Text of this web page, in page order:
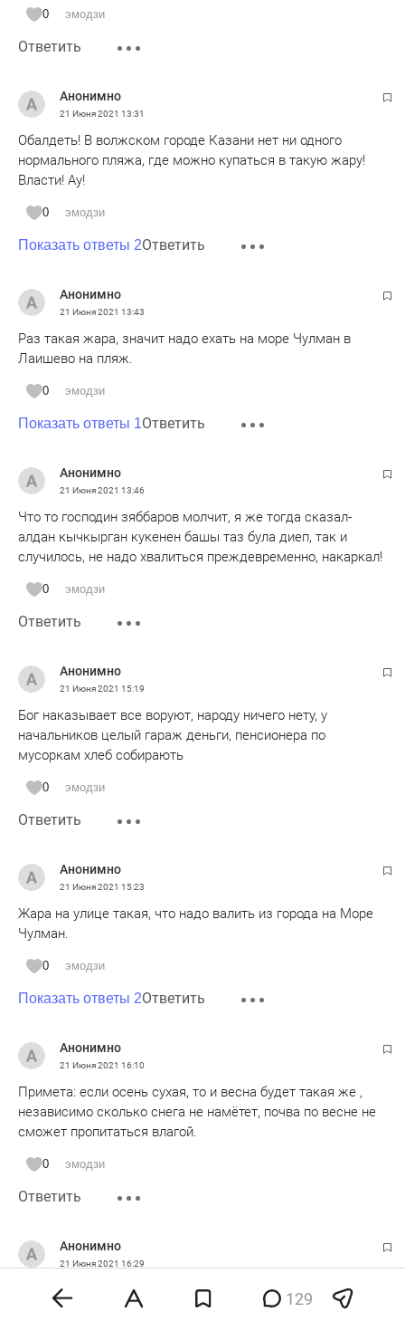
0 эмодзи
Ответить
Анонимно
21 Июня 2021 13:31
Обалдеть! В волжском городе Казани нет ни одного
нормального пляжа, где можно купаться в такую жару!
Власти! Ау!
0 эмодзи
Показать ответы 2Ответить
Анонимно
21 Июня 2021 13:43
Раз такая жара, значит надо ехать на море Чулман в
Лаишево на пляж.
0 эмодзи
Показать ответы 1Ответить
Анонимно
21 Июня 2021 13:46
Что то господин зяббаров молчит, я же тогда сказал-
алдан кычкырган кукенен башы таз була диеп, так и
случилось, не надо хвалиться преждевременно, накаркал!
0 эмодзи
Ответить
Анонимно
21 Июня 2021 15:19
Бог наказывает все воруют, народу ничего нету, у
начальников целый гараж деньги, пенсионера по
мусоркам хлеб собирають
0 эмодзи
Ответить
Анонимно
21 Июня 2021 15:23
Жара на улице такая, что надо валить из города на Море
Чулман.
0 эмодзи
Показать ответы 2Ответить
Анонимно
21 Июня 2021 16:10
Примета: если осень сухая, то и весна будет такая же ,
независимо сколько снега не намётет, почва по весне не
сможет пропитаться влагой.
0 эмодзи
Ответить
Анонимно
21 Июня 2021 16:29
Стыдоба конечно за такие пляжи в Казани. Пляж , а
купаться нельзя, ведь за это должен кто то овечять.
129